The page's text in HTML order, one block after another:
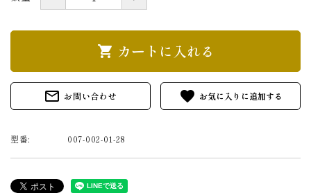
shopping_cart カートに入れる
mail_outline お問い合わせ favorite
型番: 007-002-01-28